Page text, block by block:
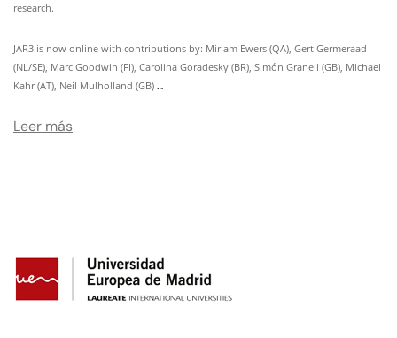
research.
JAR3 is now online with contributions by: Miriam Ewers (QA), Gert Germeraad
(NL/SE), Marc Goodwin (FI), Carolina Goradesky (BR), Simón Granell (GB), Michael
Kahr (AT), Neil Mulholland (GB) …
Leer más